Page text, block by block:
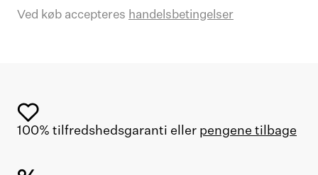
Ved køb accepteres handelsbetingelser
100% tilfredshedsgaranti eller pengene tilbage